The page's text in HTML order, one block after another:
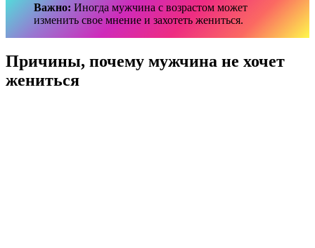
Важно: Иногда мужчина с возрастом может
изменить свое мнение и захотеть жениться.
Причины, почему мужчина не хочет
жениться